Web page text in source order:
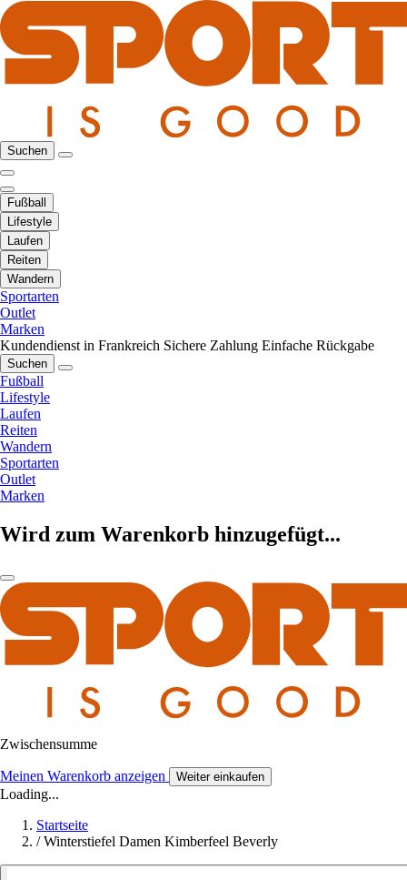
Suchen
Fußball
Lifestyle
Laufen
Reiten
Wandern
Sportarten
Outlet
Marken
Kundendienst in Frankreich Sichere Zahlung Einfache Rückgabe
Suchen
Fußball
Lifestyle
Laufen
Reiten
Wandern
Sportarten
Outlet
Marken
Wird zum Warenkorb hinzugefügt...
Zwischensumme
Meinen Warenkorb anzeigen Weiter einkaufen
Loading...
Startseite
/ Winterstiefel Damen Kimberfeel Beverly